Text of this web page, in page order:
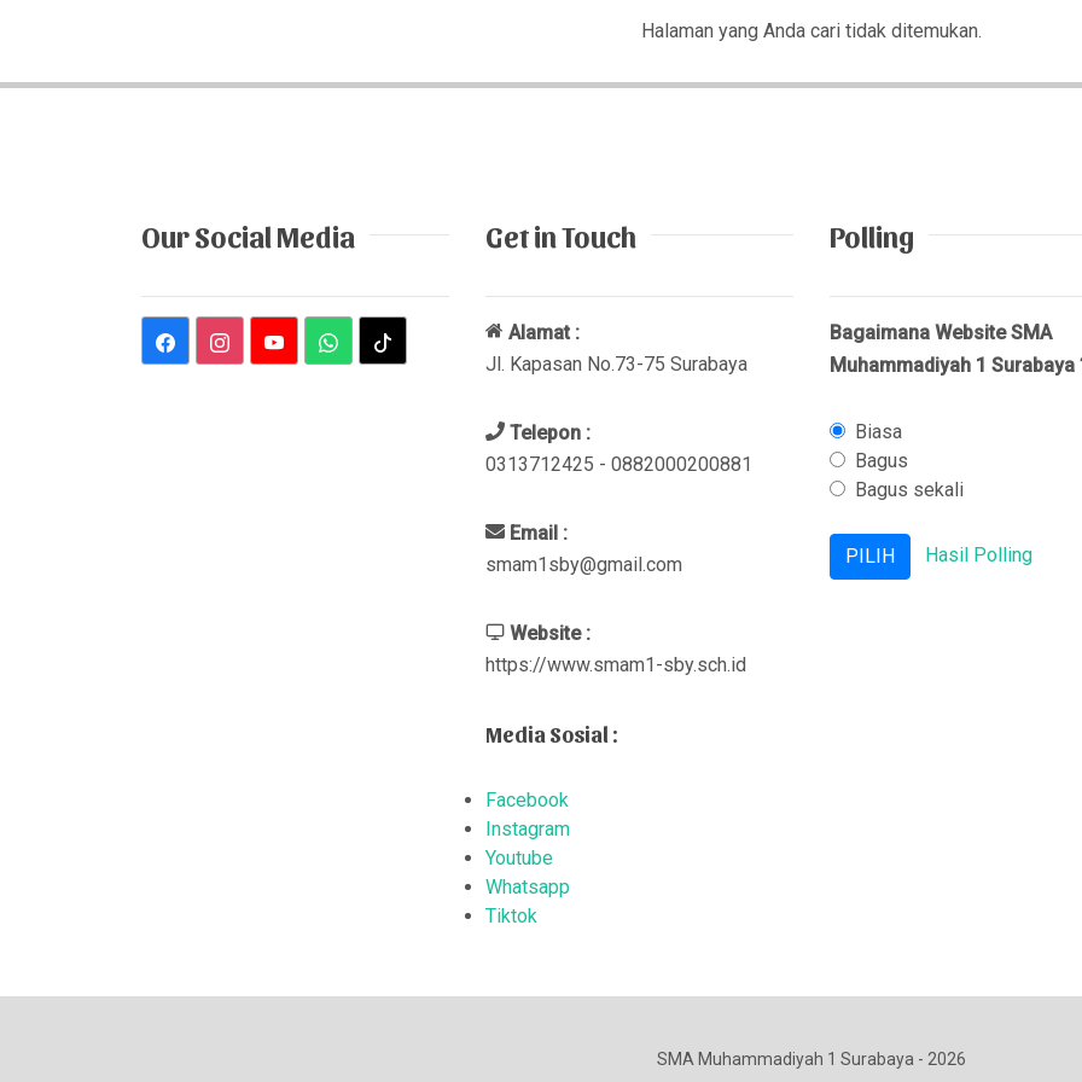
Halaman yang Anda cari tidak ditemukan.
Our Social Media Get in Touch
Alamat :
Jl. Kapasan No.73-75 Surabaya
Telepon :
0313712425 - 0882000200881
Email :
smam1sby@gmail.com
Website :
https://www.smam1-sby.sch.id
Media Sosial :
Facebook
Instagram
Youtube
Whatsapp
Tiktok
Polling
Bagaimana Website SMA
Muhammadiyah 1 Surabaya
Biasa
Bagus
Bagus sekali
Hasil Polling
SMA Muhammadiyah 1 Surabaya - 2026